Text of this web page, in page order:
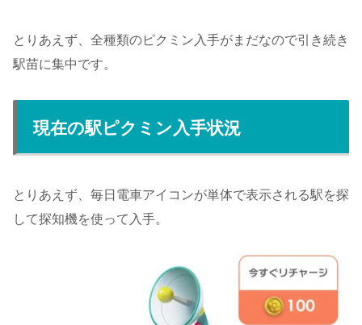
とりあえず、全種類のピクミン入手がまだなので引き続き
駅苗に集中です。
現在の駅ピクミン入手状況
とりあえず、毎日電車アイコンが単体で表示される駅を探
して探知機を使って入手。